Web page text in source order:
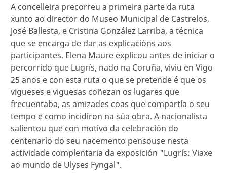
A concelleira precorreu a primeira parte da ruta
xunto ao director do Museo Municipal de Castrelos,
José Ballesta, e Cristina González Larriba, a técnica
que se encarga de dar as explicacións aos
participantes. Elena Maure explicou antes de iniciar o
percorrido que Lugrís, nado na Coruña, viviu en Vigo
25 anos e con esta ruta o que se pretende é que os
vigueses e viguesas coñezan os lugares que
frecuentaba, as amizades coas que compartía o seu
tempo e como incidiron na súa obra. A nacionalista
salientou que con motivo da celebración do
centenario do seu nacemento pensouse nesta
actividade complentaria da exposición "Lugrís: Viaxe
ao mundo de Ulyses Fyngal".